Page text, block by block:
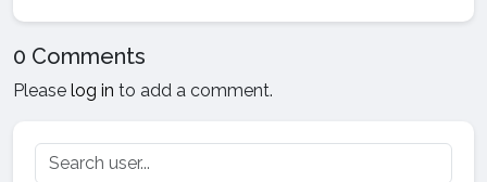
0 Comments
Please log in to add a comment.